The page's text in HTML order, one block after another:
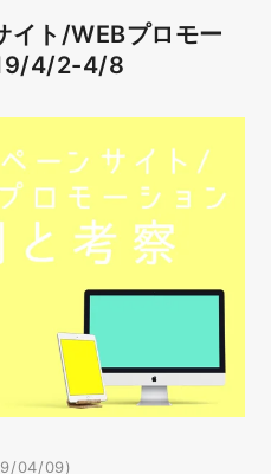
イト/WEBプロモー
4/2-4/8
04/09)